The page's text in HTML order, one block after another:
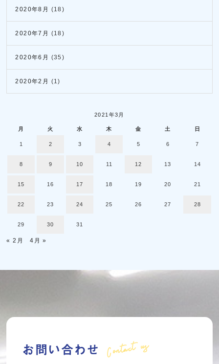
2020年8月 (18)
2020年7月 (18)
2020年6月 (35)
2020年2月 (1)
2021年3月
月 火 水 木 金 土 日
1 2 3 4 5 6 7
8 9 10 11 12 13 14
15 16 17 18 19 20 21
22 23 24 25 26 27 28
29 30 31
« 2月 4月 »
お問い合わせ Contact us